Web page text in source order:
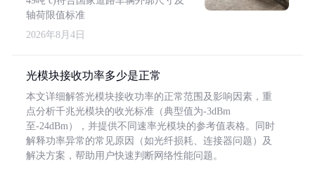
轴荷限值标准
2026年8月4日
光模块接收功率多少是正常
本文详细解答光模块接收功率的正常范围及影响因素，重
点分析千兆光模块的收光标准（典型值为-3dBm
至-24dBm），并提供不同速率光模块的参考值表格。同时
解释功率异常的常见原因（如光纤损耗、连接器问题）及
解决方案，帮助用户快速判断网络性能问题。